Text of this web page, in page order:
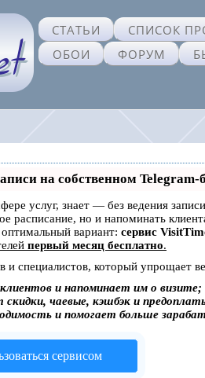
СТАТЬИ
СПИСОК
ОБОИ
ФОРУМ
на собственном Telegram-
услуг, знает — без ведения
расписание, но и напоминать
вариант: сервис
первый месяц бесплатно.
и специалистов, который упрощает
и напоминает им о визите;
скидки, чаевые, кэшбэк и
и помогает больше
сервисом